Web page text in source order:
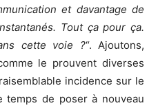
et davantage de
Tout ça pour ça.
cette voie ?“. Ajoutons,
le prouvent diverses
incidence sur le
temps de poser à nouveau